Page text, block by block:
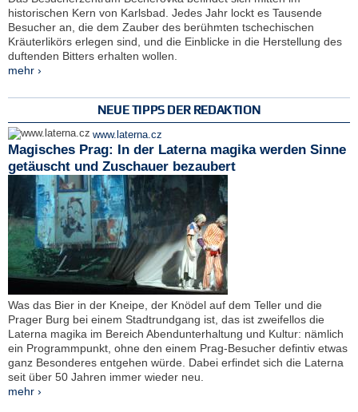
historischen Kern von Karlsbad. Jedes Jahr lockt es Tausende
Besucher an, die dem Zauber des berühmten tschechischen
Kräuterlikörs erlegen sind, und die Einblicke in die Herstellung des
duftenden Bitters erhalten wollen.
mehr ›
NEUE TIPPS DER REDAKTION
www.laterna.cz
Magisches Prag: In der Laterna magika werden Sinne
getäuscht und Zuschauer bezaubert
Was das Bier in der Kneipe, der Knödel auf dem Teller und die
Prager Burg bei einem Stadtrundgang ist, das ist zweifellos die
Laterna magika im Bereich Abendunterhaltung und Kultur: nämlich
ein Programmpunkt, ohne den einem Prag-Besucher defintiv etwas
ganz Besonderes entgehen würde. Dabei erfindet sich die Laterna
seit über 50 Jahren immer wieder neu.
mehr ›